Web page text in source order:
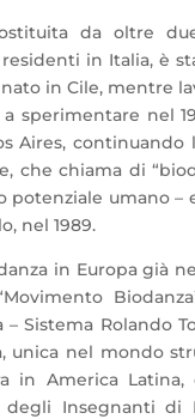
da oltre
in Italia, è
nato in Cile, mentre
sperimentare nel
Aires, continuando
che chiama di
umano –
nel 1989.
in Europa già
Sistema Rolando
unica nel mondo
in America Latina,
degli Insegnanti di